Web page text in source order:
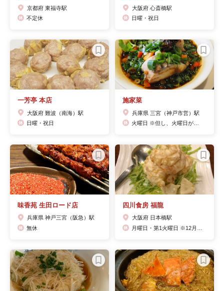
京都府 東福寺駅
不定休
大阪府 心斎橋駅
日曜・祝日
一芳亭 本店
大阪府 難波（南海）駅
日曜・祝日
施家菜
兵庫県 三宮（神戸市営）駅
味香苑 生田ロード店
兵庫県 神戸三宮（阪急）駅
無休
四川食房 福龍
大阪府 日本橋駅